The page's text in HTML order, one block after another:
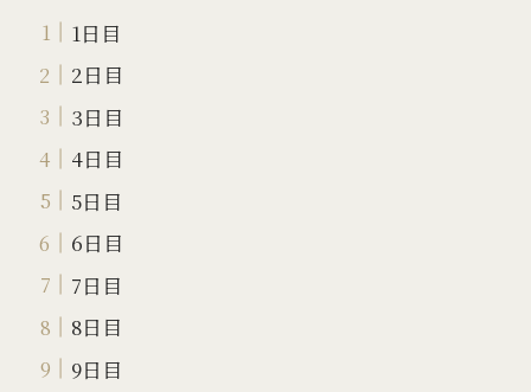
1日目
2日目
3日目
4日目
5日目
6日目
7日目
8日目
9日目